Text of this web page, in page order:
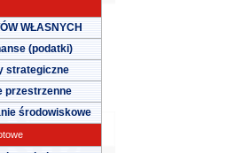
WŁASNYCH
(podatki)
strategiczne
przestrzenne
środowiskowe